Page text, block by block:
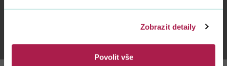
Zobrazit detaily
Povolit vše
Facebook Instagram